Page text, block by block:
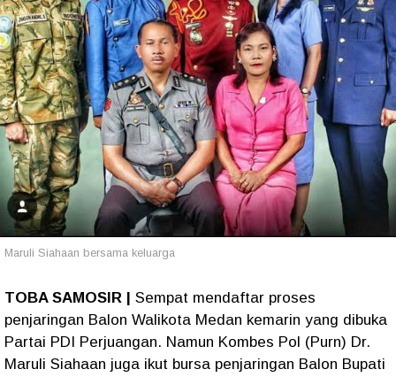
Maruli Siahaan bersama keluarga
TOBA SAMOSIR | Sempat mendaftar proses
penjaringan Balon Walikota Medan kemarin yang dibuka
Partai PDI Perjuangan. Namun Kombes Pol (Purn) Dr.
Maruli Siahaan juga ikut bursa penjaringan Balon Bupati